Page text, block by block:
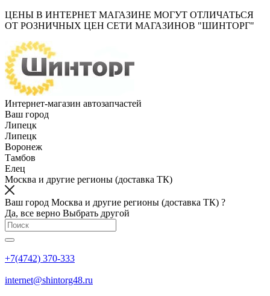
ЦЕНЫ В ИНТЕРНЕТ МАГАЗИНЕ МОГУТ ОТЛИЧАТЬСЯ
ОТ РОЗНИЧНЫХ ЦЕН СЕТИ МАГАЗИНОВ "ШИНТОРГ"
Интернет-магазин автозапчастей
Ваш город
Липецк
Липецк
Воронеж
Тамбов
Елец
Москва и другие регионы (доставка ТК)
Ваш город Москва и другие регионы (доставка ТК) ?
Да, все верно Выбрать другой
+7(4742) 370-333
internet@shintorg48.ru